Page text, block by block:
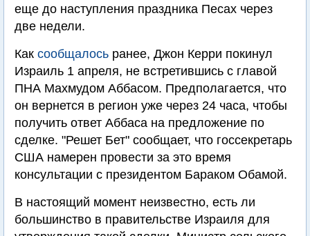
еще до наступления праздника Песах через
две недели.
Как сообщалось ранее, Джон Керри покинул
Израиль 1 апреля, не встретившись с главой
ПНА Махмудом Аббасом. Предполагается, что
он вернется в регион уже через 24 часа, чтобы
получить ответ Аббаса на предложение по
сделке. "Решет Бет" сообщает, что госсекретарь
США намерен провести за это время
консультации с президентом Бараком Обамой.
В настоящий момент неизвестно, есть ли
большинство в правительстве Израиля для